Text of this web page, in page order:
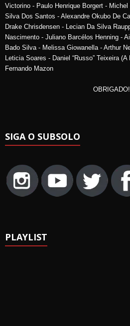
Victorino - Paulo Henrique Borgert -
Silva Dos Santos - Alexandre Okubo De
Drake Chrisdensen - Lecian Da Silva
Nascimento - Juliano Barcélos Henning -
Bado Silva - Melissa Giowanella - Arthur
Leticia Soares - Daniel “Russo” Teixeira
Fernando Mazon
OBRIGADO!
SIGA O SUBSOLO
PLAYLIST